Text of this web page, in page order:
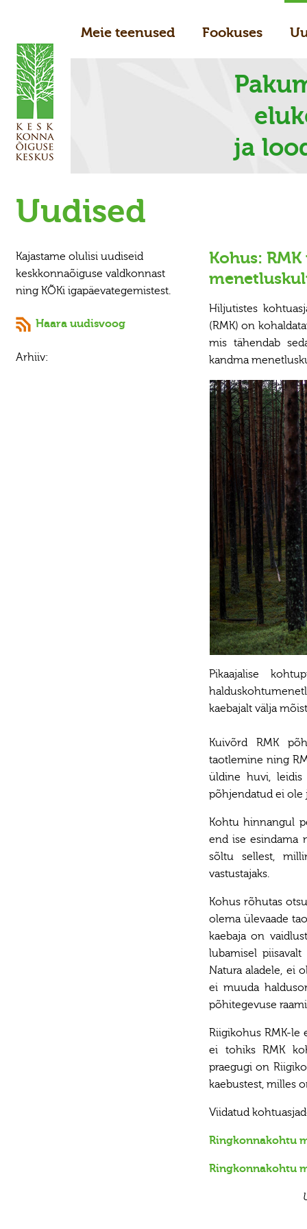
Meie teenused Fookuses
ja
Uudised
Kajastame olulisi uudiseid
keskkonnaõiguse valdkonnast
ning KÕKi igapäevategemistest.
Haara uudisvoog
Arhiiv:
Kohus:
Hiljutistes
(RMK) on
mis tähendab
kandma
Pikaajalise
kaebajalt välja
Kuivõrd RMK
taotlemine ning
üldine huvi, leidis
põhjendatud ei ole
Kohtu hinnangul
end ise esindama
sõltu sellest,
vastustajaks.
Kohus rõhutas
olema ülevaade
kaebaja on
lubamisel
Natura aladele, ei
ei muuda
põhitegevuse
Riigikohus RMK-le
ei tohiks RMK
praegugi on
kaebustest, milles
Viidatud
Ringkonnakohtu
Ringkonnakohtu